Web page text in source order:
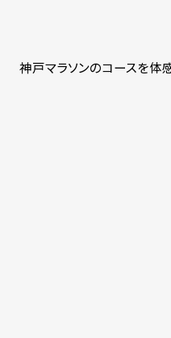
神戸マラソンのコースを体